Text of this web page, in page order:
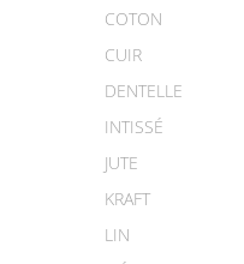
COTON
CUIR
DENTELLE
INTISSÉ
JUTE
KRAFT
LIN